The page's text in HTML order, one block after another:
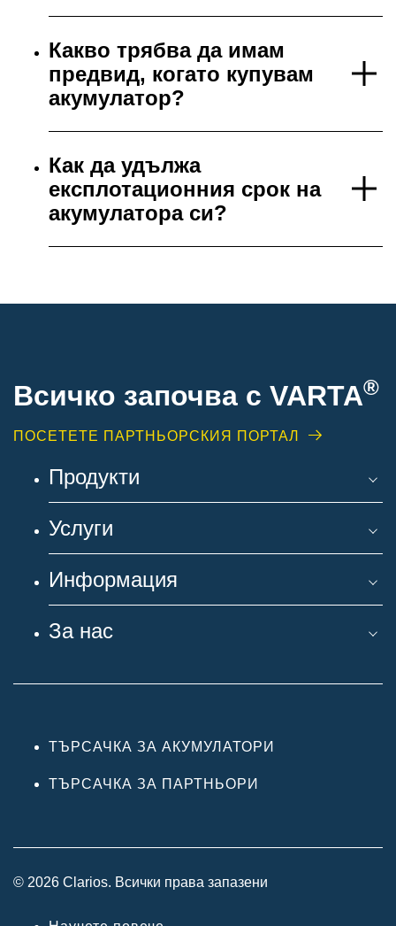
Какво трябва да имам
предвид, когато купувам
акумулатор?
Как да удължа
експлотационния срок на
акумулатора си?
Всичко започва с VARTA®
ПОСЕТЕТЕ ПАРТНЬОРСКИЯ ПОРТАЛ
Продукти
Услуги
Информация
За нас
ТЪРСАЧКА ЗА АКУМУЛАТОРИ
ТЪРСАЧКА ЗА ПАРТНЬОРИ
© 2026 Clarios. Всички права запазени